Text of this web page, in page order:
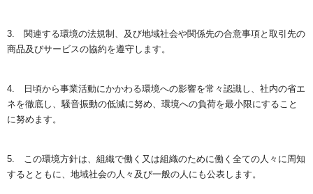
3. 関連する環境の法規制、及び地域社会や関係先の合意事項と取引先の
商品及びサービスの協約を遵守します。
4. 日頃から事業活動にかかわる環境への影響を常々認識し、社内の省エ
ネを徹底し、騒音振動の低減に努め、環境への負荷を最小限にすること
に努めます。
5. この環境方針は、組織で働く又は組織のために働く全ての人々に周知
するとともに、地域社会の人々及び一般の人にも公表します。